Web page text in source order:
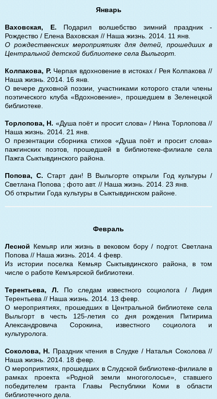
Январь
Ваховская, Е. Подарил волшебство зимний праздник -
Рождество / Елена Ваховская // Наша жизнь. 2014. 11 янв.
О рождественских мероприятиях для детей, прошедших в
Центральной детской библиотеке села Выльгорт.
Колпакова, Р. Черпая вдохновение в истоках / Рея Колпакова //
Наша жизнь. 2014. 16 янв.
О вечере духовной поэзии, участниками которого стали члены
поэтического клуба «Вдохновение», прошедшем в Зеленецкой
библиотеке.
Торлопова, Н. «Душа поёт и просит слова» / Нина Торлопова //
Наша жизнь. 2014. 21 янв.
О презентации сборника стихов «Душа поёт и просит слова»
пажгинских поэтов, прошедшей в библиотеке-филиале села
Пажга Сыктывдинского района.
Попова, С. Старт дан! В Выльгорте открыли Год культуры /
Светлана Попова ; фото авт. // Наша жизнь. 2014. 23 янв.
Об открытии Года культуры в Сыктывдинском районе.
Февраль
Лесной Кемьяр или жизнь в вековом бору / подгот. Светлана
Попова // Наша жизнь. 2014. 4 февр.
Из истории поселка Кемьяр Сыктывдинского района, в том
числе о работе Кемъярской библиотеки.
Терентьева, Л. По следам известного социолога / Лидия
Терентьева // Наша жизнь. 2014. 13 февр.
О мероприятиях, прошедших в Центральной библиотеке села
Выльгорт в честь 125-летия со дня рождения Питирима
Александровича Сорокина, известного социолога и
культуролога.
Соколова, Н. Праздник чтения в Слудке / Наталья Соколова //
Наша жизнь. 2014. 18 февр.
О мероприятиях, прошедших в Слудской библиотеке-филиале в
рамках проекта «Родной земли многоголосье», ставшего
победителем гранта Главы Республики Коми в области
библиотечного дела.